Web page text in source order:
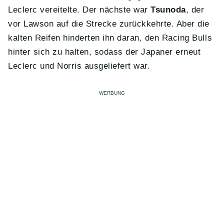
Leclerc vereitelte. Der nächste warTsunoda, der
vor Lawson auf die Strecke zurückkehrte. Aber die
kalten Reifen hinderten ihn daran, den Racing Bulls
hinter sich zu halten, sodass der Japaner erneut
Leclerc und Norris ausgeliefert war.